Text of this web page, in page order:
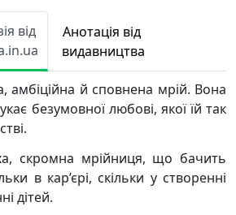
від
Анотація від
видавництва
амбіційна й сповнена мрій. Вона
безумовної любові, якої їй так
скромна мрійниця, що бачить
в кар’єрі, скільки у створенні
дітей.